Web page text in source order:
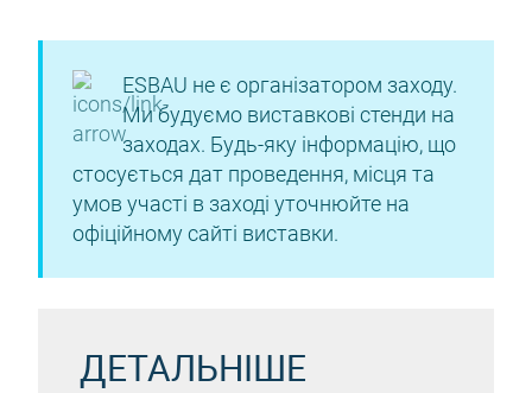
ESBAU не є організатором заходу.
Ми будуємо виставкові стенди на
заходах. Будь-яку інформацію, що
стосується дат проведення, місця та
умов участі в заході уточнюйте на
офіційному сайті виставки.
ДЕТАЛЬНІШЕ